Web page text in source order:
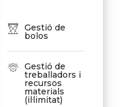
Gestió de
bolos
Gestió de
treballadors i
recursos
materials
(il·limitat)